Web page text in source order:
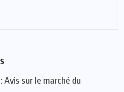
Avis sur le marché du